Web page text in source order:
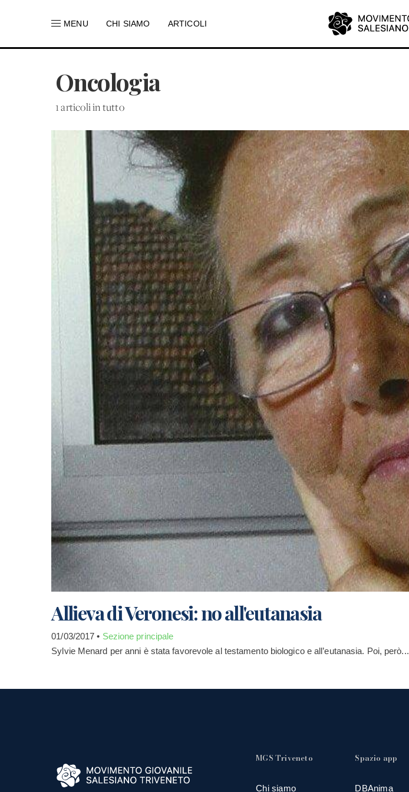
MENU CHI SIAMO ARTICOLI
Oncologia
1 articoli in tutto
Allieva di Veronesi: no all'eutanasia
01/03/2017 • Sezione principale
Sylvie Menard per anni è stata favorevole al testamento biologico e all’eutanasia. Poi, però...
MGS Triveneto
Chi siamo
Spazio app
DBAnima